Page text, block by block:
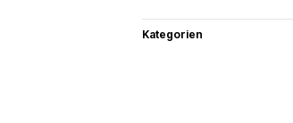
Kategorien